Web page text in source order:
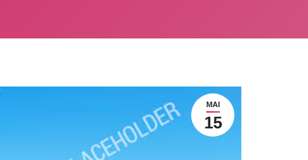
MAI
15